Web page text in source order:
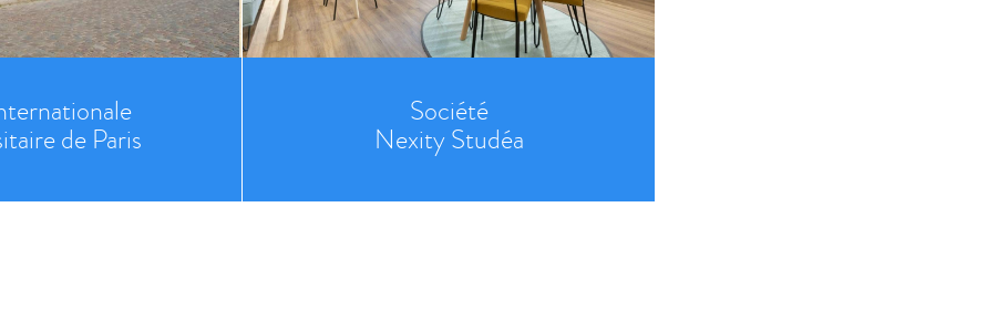
de Paris
Société
Nexity Studéa